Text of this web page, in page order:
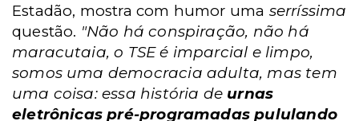
Estadão, mostra com humor uma serríssima
questão. "Não há conspiração, não há
maracutaia, o TSE é imparcial e limpo,
somos uma democracia adulta, mas tem
uma coisa: essa história de urnas
eletrônicas pré-programadas pululando